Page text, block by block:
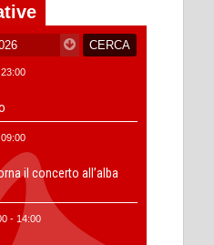
il concerto all’alba
- 14:00